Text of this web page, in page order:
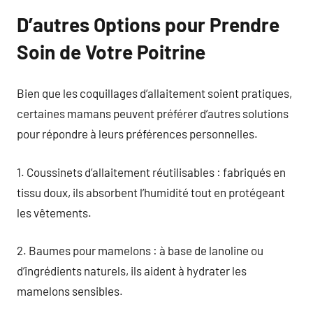
D’autres Options pour Prendre
Soin de Votre Poitrine
Bien que les coquillages d’allaitement soient pratiques,
certaines mamans peuvent préférer d’autres solutions
pour répondre à leurs préférences personnelles.
1. Coussinets d’allaitement réutilisables : fabriqués en
tissu doux, ils absorbent l’humidité tout en protégeant
les vêtements.
2. Baumes pour mamelons : à base de lanoline ou
d’ingrédients naturels, ils aident à hydrater les
mamelons sensibles.